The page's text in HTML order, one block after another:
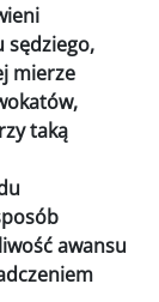
sędziego,
mierze
taką
awansu